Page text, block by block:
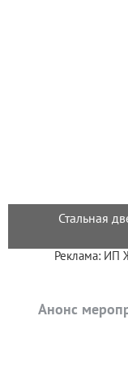
Стальная
Реклама: ИП
Анонс